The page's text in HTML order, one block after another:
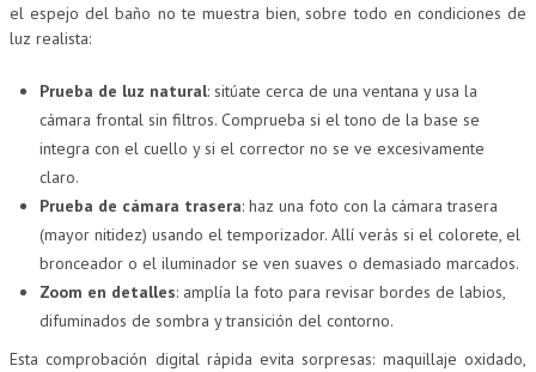
el espejo del baño no te muestra bien, sobre todo en condiciones de
luz realista:
Prueba de luz natural: sitúate cerca de una ventana y usa la
cámara frontal sin filtros. Comprueba si el tono de la base se
integra con el cuello y si el corrector no se ve excesivamente
claro.
Prueba de cámara trasera: haz una foto con la cámara trasera
(mayor nitidez) usando el temporizador. Allí verás si el colorete, el
bronceador o el iluminador se ven suaves o demasiado marcados.
Zoom en detalles: amplía la foto para revisar bordes de labios,
difuminados de sombra y transición del contorno.
Esta comprobación digital rápida evita sorpresas: maquillaje oxidado,